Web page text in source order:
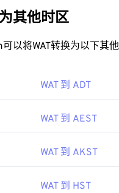
其他时区
以将WAT转换为以下其他
WAT 到 ADT
WAT 到 AEST
WAT 到 AKST
WAT 到 HST